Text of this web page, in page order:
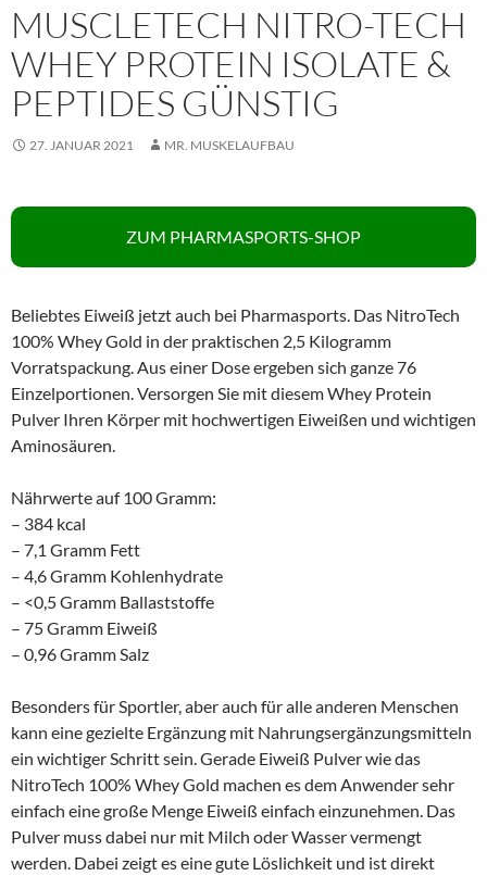
MUSCLETECH NITRO-TECH
WHEY PROTEIN ISOLATE &
PEPTIDES GÜNSTIG
27. JANUAR 2021 MR. MUSKELAUFBAU
ZUM PHARMASPORTS-SHOP
Beliebtes Eiweiß jetzt auch bei Pharmasports. Das NitroTech
100% Whey Gold in der praktischen 2,5 Kilogramm
Vorratspackung. Aus einer Dose ergeben sich ganze 76
Einzelportionen. Versorgen Sie mit diesem Whey Protein
Pulver Ihren Körper mit hochwertigen Eiweißen und wichtigen
Aminosäuren.
Nährwerte auf 100 Gramm:
– 384 kcal
– 7,1 Gramm Fett
– 4,6 Gramm Kohlenhydrate
– <0,5 Gramm Ballaststoffe
– 75 Gramm Eiweiß
– 0,96 Gramm Salz
Besonders für Sportler, aber auch für alle anderen Menschen
kann eine gezielte Ergänzung mit Nahrungsergänzungsmitteln
ein wichtiger Schritt sein. Gerade Eiweiß Pulver wie das
NitroTech 100% Whey Gold machen es dem Anwender sehr
einfach eine große Menge Eiweiß einfach einzunehmen. Das
Pulver muss dabei nur mit Milch oder Wasser vermengt
werden. Dabei zeigt es eine gute Löslichkeit und ist direkt